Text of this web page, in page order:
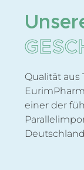
Qualität aus
einer der